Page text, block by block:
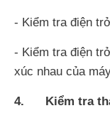
- Kiểm tra điện
- Kiểm tra điện
xúc nhau của
4. Kiểm tra